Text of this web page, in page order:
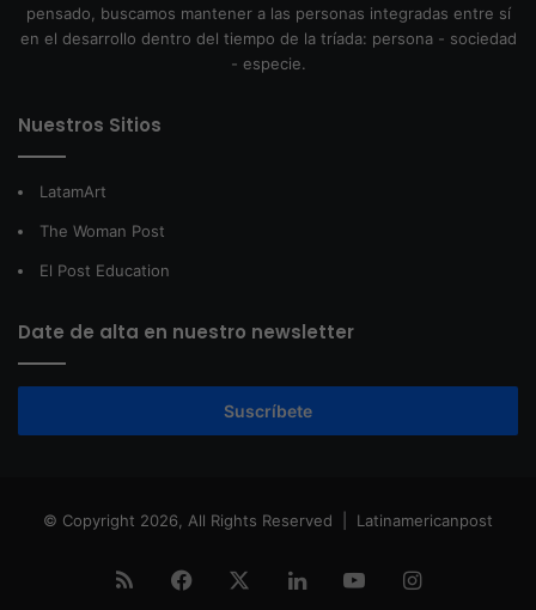
pensado, buscamos mantener a las personas integradas entre sí
en el desarrollo dentro del tiempo de la tríada: persona - sociedad
- especie.
Nuestros Sitios
LatamArt
The Woman Post
El Post Education
Date de alta en nuestro newsletter
Suscríbete
© Copyright 2026, All Rights Reserved | Latinamericanpost
RSS Facebook LinkedInYouTubeInstagram